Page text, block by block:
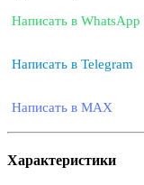
Написать в WhatsApp
Написать в Telegram
Написать в MAX
Характеристики